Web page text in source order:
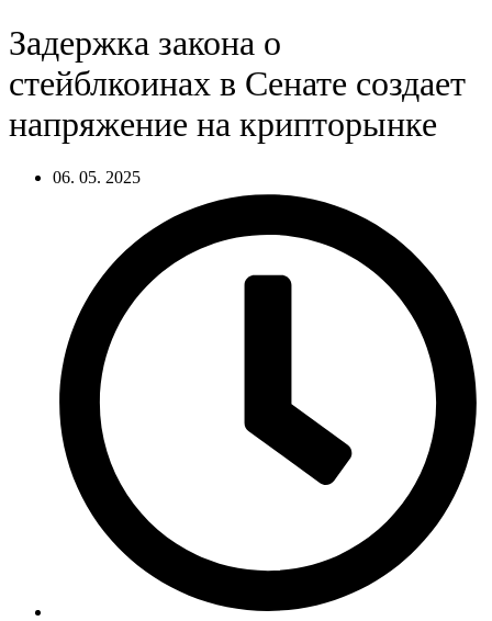
Задержка закона о
стейблкоинах в Сенате создает
напряжение на крипторынке
06. 05. 2025